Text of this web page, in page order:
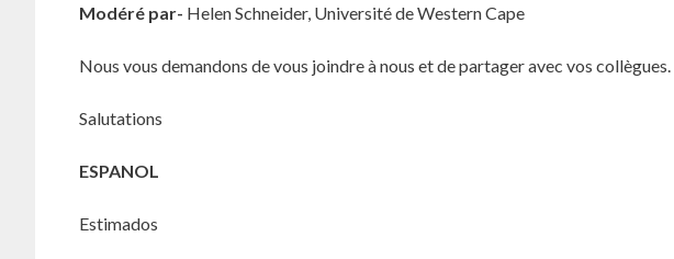
Modéré par- Helen Schneider, Université de Western Cape
Nous vous demandons de vous joindre à nous et de partager avec vos collègues.
Salutations
ESPANOL
Estimados